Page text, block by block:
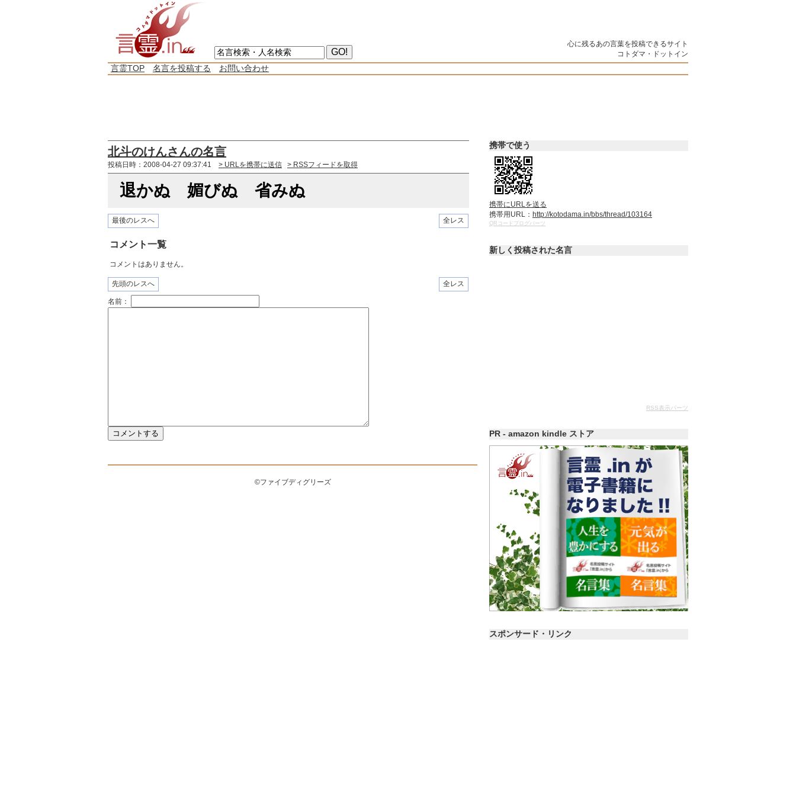
心に残るあの言葉を投稿できるサイト
コトダマ・ドットイン
言霊TOP 名言を投稿する お問い合わせ
北斗のけんさんの名言
投稿日時：2008-04-27 09:37:41 > URLを携帯に送信 > RSSフィードを取得
退かぬ 媚びぬ 省みぬ
最後のレスへ 全レス
コメント一覧
コメントはありません。
先頭のレスへ 全レス
名前：
©ファイブディグリーズ
携帯で使う
携帯にURLを送る
携帯用URL： http://kotodama.in/bbs/thread/103164
QRコードブログパーツ
新しく投稿された名言
RSS表示パーツ
PR - amazon kindle ストア
スポンサード・リンク